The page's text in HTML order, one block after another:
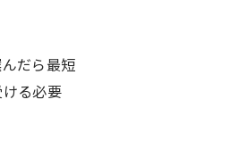
だら最短
る必要